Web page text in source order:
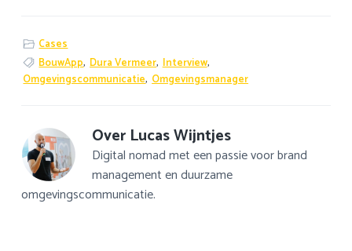
Cases
BouwApp, Dura Vermeer, Interview,
Omgevingscommunicatie, Omgevingsmanager
Over Lucas Wijntjes
Digital nomad met een passie voor brand
management en duurzame
omgevingscommunicatie.